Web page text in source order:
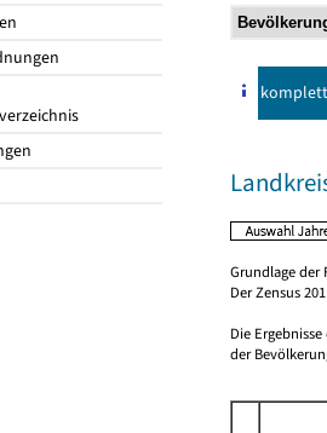
komplett
Grundlage der
Der Zensus
Die
der